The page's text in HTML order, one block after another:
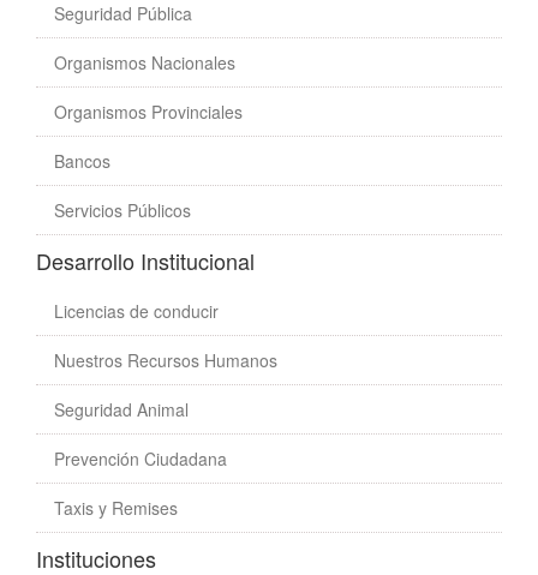
Seguridad Pública
Organismos Nacionales
Organismos Provinciales
Bancos
Servicios Públicos
Desarrollo Institucional
Licencias de conducir
Nuestros Recursos Humanos
Seguridad Animal
Prevención Ciudadana
Taxis y Remises
Instituciones